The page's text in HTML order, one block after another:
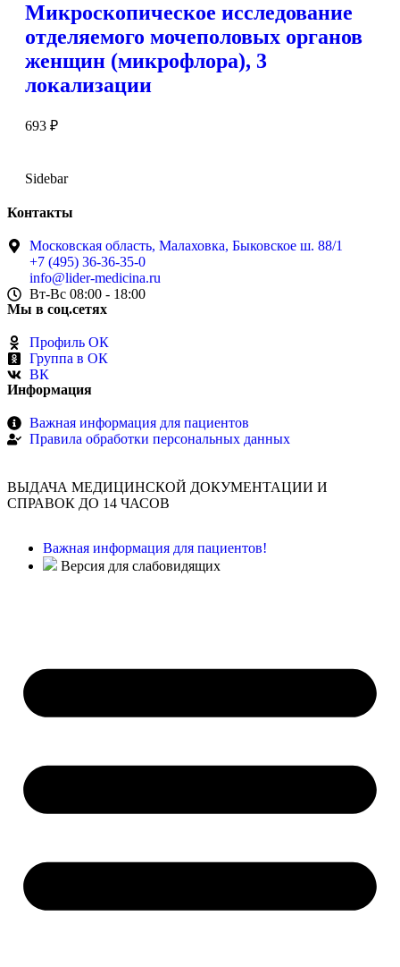
Микроскопическое исследование
отделяемого мочеполовых органов
женщин (микрофлора), 3
локализации
693 ₽
Sidebar
Контакты
Московская область, Малаховка, Быковское ш. 88/1
+7 (495) 36-36-35-0
info@lider-medicina.ru
Вт-Вс 08:00 - 18:00
Мы в соц.сетях
Профиль ОК
Группа в ОК
ВК
Информация
Важная информация для пациентов
Правила обработки персональных данных
ВЫДАЧА МЕДИЦИНСКОЙ ДОКУМЕНТАЦИИ И
СПРАВОК ДО 14 ЧАСОВ
Важная информация для пациентов!
Версия для слабовидящих